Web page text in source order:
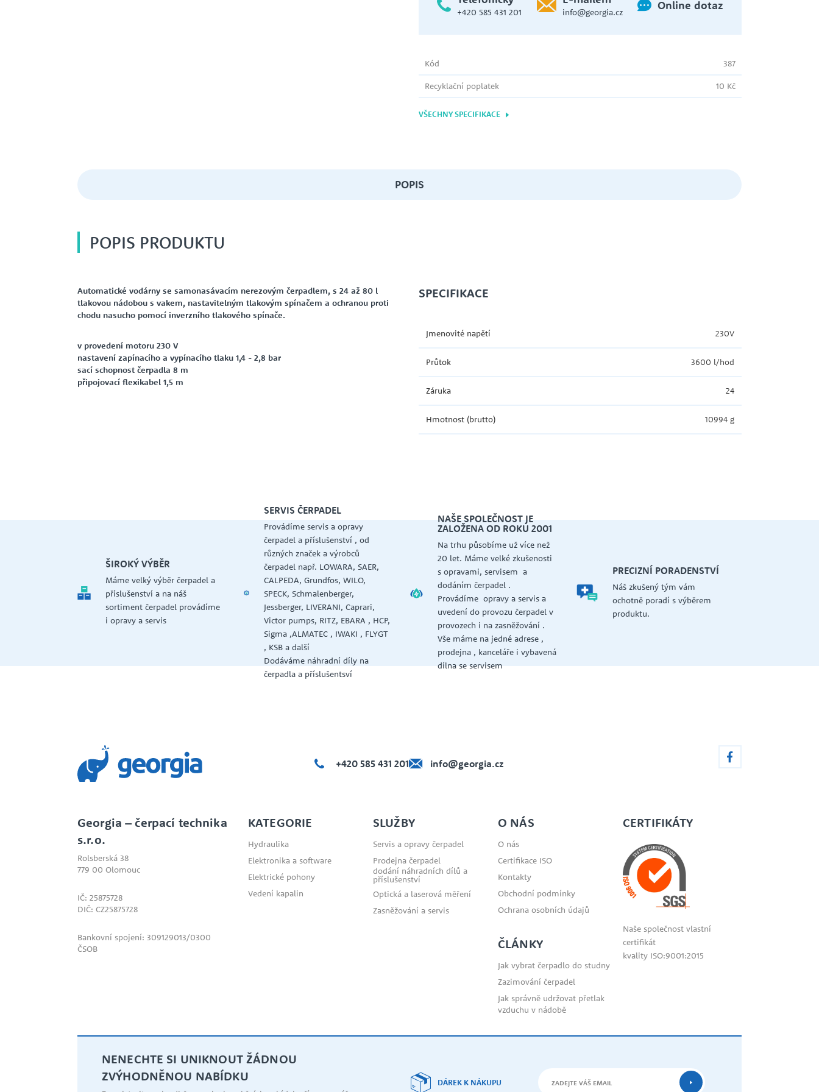
+420 585 431 201 info@georgia.cz
Online dotaz
Kód 387
Recyklační poplatek 10 Kč
VŠECHNY SPECIFIKACE
POPIS
POPIS PRODUKTU
Automatické vodárny se samonasávacím nerezovým čerpadlem, s 24 až 80 l
tlakovou nádobou s vakem, nastavitelným tlakovým spínačem a ochranou proti
chodu nasucho pomocí inverzního tlakového spínače.
v provedení motoru 230 V
nastavení zapínacího a vypínacího tlaku 1,4 - 2,8 bar
sací schopnost čerpadla 8 m
připojovací flexikabel 1,5 m
SPECIFIKACE
Jmenovité napětí 230V
Průtok 3600 l/hod
Záruka 24
Hmotnost (brutto) 10994 g
ŠIROKÝ VÝBĚR
Máme velký výběr čerpadel a
příslušenství a na náš
sortiment čerpadel provádíme
i opravy a servis
SERVIS ČERPADEL
Provádíme servis a opravy
čerpadel a příslušenství , od
různých značek a výrobců
čerpadel např. LOWARA, SAER,
CALPEDA, Grundfos, WILO,
SPECK, Schmalenberger,
Jessberger, LIVERANI, Caprari,
Victor pumps, RITZ, EBARA , HCP,
Sigma ,ALMATEC , IWAKI , FLYGT
, KSB a další
Dodáváme náhradní díly na
čerpadla a příslušentsví
NAŠE SPOLEČNOST JE
ZALOŽENA OD ROKU 2001
Na trhu působíme už více než
20 let. Máme velké zkušenosti
s opravami, servisem a
dodáním čerpadel .
Provádíme opravy a servis a
uvedení do provozu čerpadel v
provozech i na zasněžování .
Vše máme na jedné adrese ,
prodejna , kanceláře i vybavená
dílna se servisem
PRECIZNÍ PORADENSTVÍ
Náš zkušený tým vám
ochotně poradí s výběrem
produktu.
+420 585 431 201 info@georgia.cz
Georgia – čerpací technika
s.r.o.
Rolsberská 38
779 00 Olomouc
IČ: 25875728
DIČ: CZ25875728
Bankovní spojení: 309129013/0300
ČSOB
KATEGORIE
Hydraulika
Elektronika a software
Elektrické pohony
Vedení kapalin
SLUŽBY
Servis a opravy čerpadel
Prodejna čerpadel
dodání náhradních dílů a
příslušenství
Optická a laserová měření
Zasněžování a servis
O NÁS
O nás
Certifikace ISO
Kontakty
Obchodní podmínky
Ochrana osobních údajů
ČLÁNKY
Jak vybrat čerpadlo do studny
Zazimování čerpadel
Jak správně udržovat přetlak
vzduchu v nádobě
CERTIFIKÁTY
Naše společnost vlastní
certifikát
kvality ISO:9001:2015
NENECHTE SI UNIKNOUT ŽÁDNOU
ZVÝHODNĚNOU NABÍDKU
DÁREK K NÁKUPU